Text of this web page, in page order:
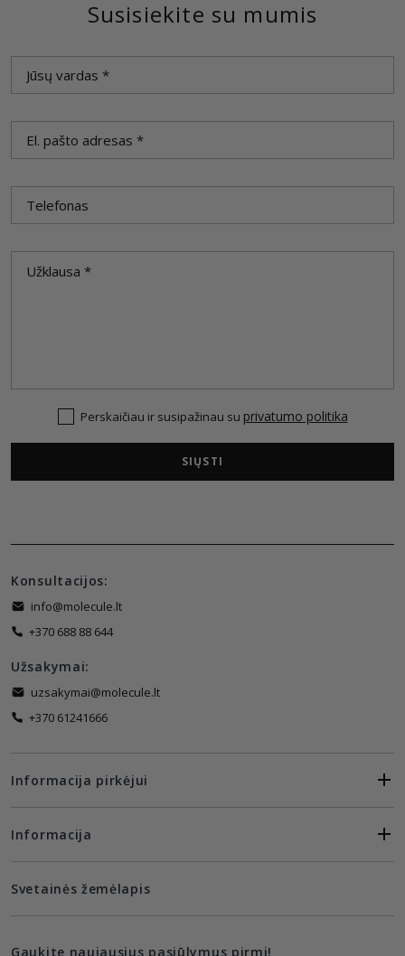
Susisiekite su mumis
Perskaičiau ir susipažinau su privatumo politika
SIŲSTI
Konsultacijos:
info@molecule.lt
+370 688 88 644
Užsakymai:
uzsakymai@molecule.lt
+370 61241666
Informacija pirkėjui
Informacija
Svetainės žemėlapis
Gaukite naujausius pasiūlymus pirmi!